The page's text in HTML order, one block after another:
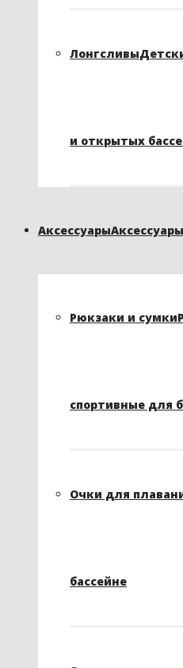
Лонгсливы
и открытых
Аксессуары
Рюкзаки и сумки
спортивные для
Очки для
бассейне